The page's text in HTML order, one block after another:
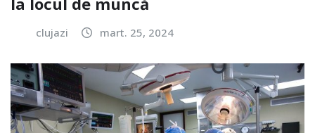
clujazi mart. 25, 2024